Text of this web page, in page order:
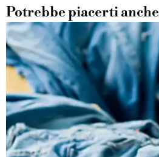
Potrebbe piacerti anche